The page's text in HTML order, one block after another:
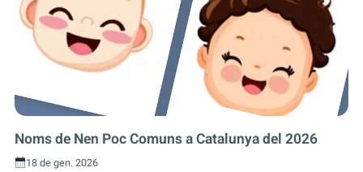
Noms de Nen Poc Comuns a Catalunya del 2026
18 de gen. 2026